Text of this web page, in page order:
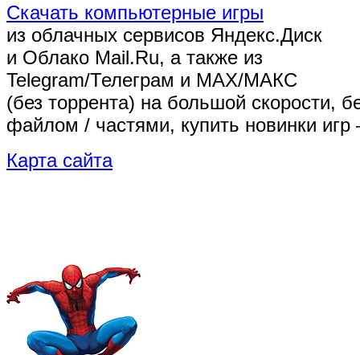
Скачать компьютерные игры
из облачных сервисов Яндекс.Диск
и Облако Mail.Ru, а также из
Telegram/Телеграм и MAX/МАКС
(без торрента) на большой скорости,
файлом / частями, купить новинки
Карта сайта